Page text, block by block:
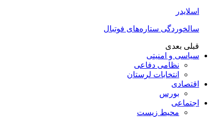
اسلایدر
سالخوردگی ستاره‌های فوتبال
قبلی بعدی
سیاسی و امنیتی
نظامی دفاعی
انتخابات لرستان
اقتصادی
بورس
اجتماعی
محیط زیست